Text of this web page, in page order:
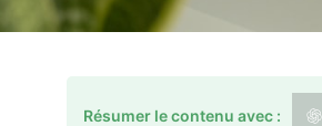
Résumer le contenu avec :